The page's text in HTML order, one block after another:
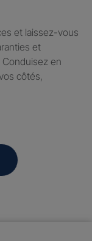
et laissez-vous
et
en
côtés,